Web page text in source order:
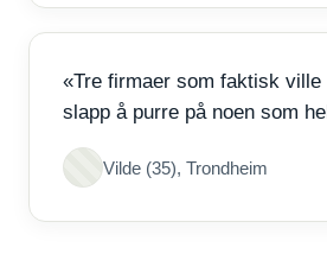
«Tre firmaer som faktisk ville
slapp å purre på noen som
Vilde (35), Trondheim